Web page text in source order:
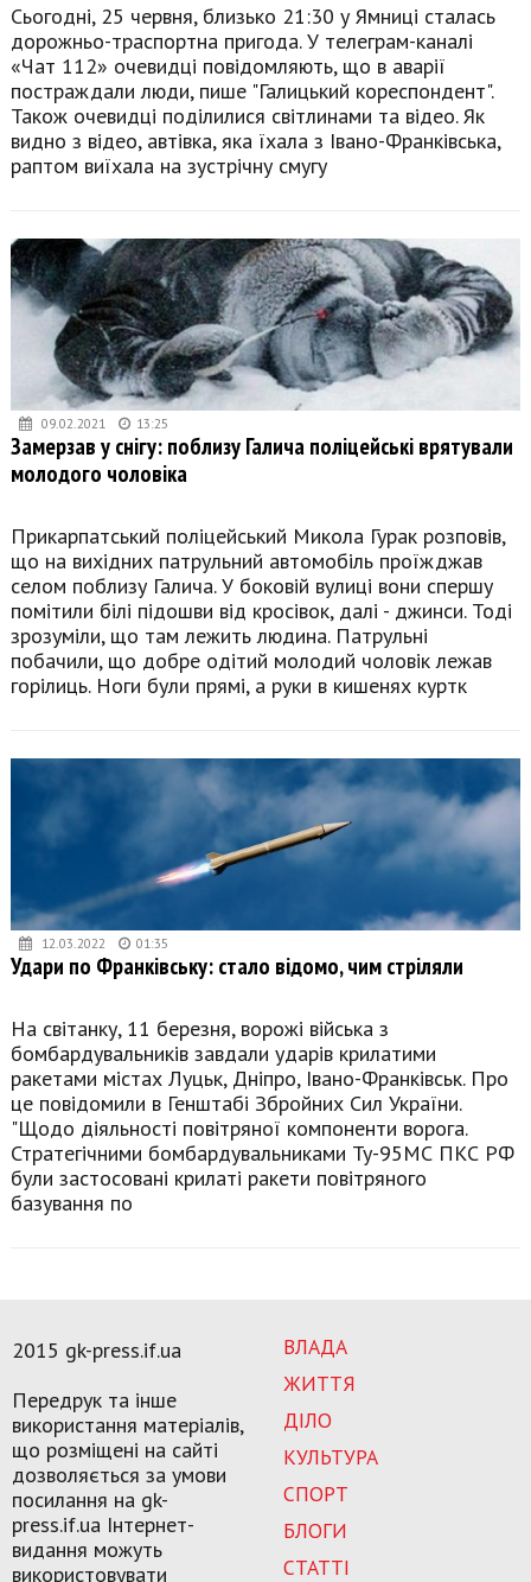
Сьогодні, 25 червня, близько 21:30 у Ямниці сталась
дорожньо-траспортна пригода. У телеграм-каналі
«Чат 112» очевидці повідомляють, що в аварії
постраждали люди, пише "Галицький кореспондент".
Також очевидці поділилися світлинами та відео. Як
видно з відео, автівка, яка їхала з Івано-Франківська,
раптом виїхала на зустрічну смугу
09.02.2021 13:25
Замерзав у снігу: поблизу Галича поліцейські врятували
молодого чоловіка
Прикарпатський поліцейський Микола Гурак розповів,
що на вихідних патрульний автомобіль проїжджав
селом поблизу Галича. У боковій вулиці вони спершу
помітили білі підошви від кросівок, далі - джинси. Тоді
зрозуміли, що там лежить людина. Патрульні
побачили, що добре одітий молодий чоловік лежав
горілиць. Ноги були прямі, а руки в кишенях куртк
12.03.2022 01:35
Удари по Франківську: стало відомо, чим стріляли
На світанку, 11 березня, ворожі війська з
бомбардувальників завдали ударів крилатими
ракетами містах Луцьк, Дніпро, Івано-Франківськ. Про
це повідомили в Генштабі Збройних Сил України.
"Щодо діяльності повітряної компоненти ворога.
Стратегічними бомбардувальниками Ту-95МС ПКС РФ
були застосовані крилаті ракети повітряного
базування по
ВЛАДА
ЖИТТЯ
ДІЛО
КУЛЬТУРА
СПОРТ
БЛОГИ
СТАТТІ
2015 gk-press.if.ua
Передрук та інше
використання матеріалів,
що розміщені на сайті
дозволяється за умови
посилання на gk-
press.if.ua Інтернет-
видання можуть
використовувати